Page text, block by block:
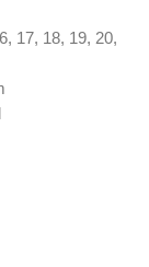
17, 18, 19, 20,